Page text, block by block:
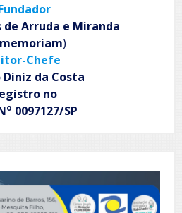
de Arruda e Miranda
)
Chefe
Diniz da Costa
no
o 0097127/SP